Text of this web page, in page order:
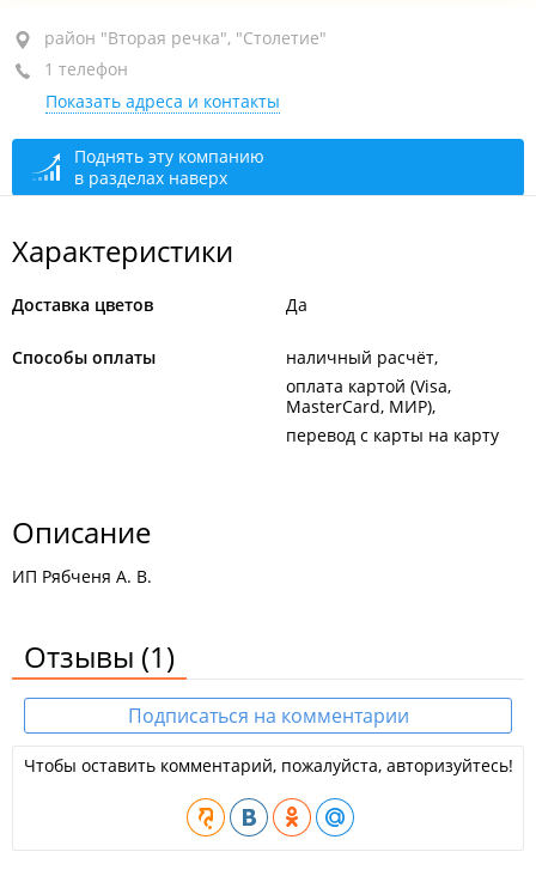
район "Вторая речка", ул. Кирова, 21В
сегодня закрыто
район "Вторая речка", "Столетие"
1 телефон
Показать адреса и контакты
Поднять эту компанию
в разделах наверх
Характеристики
Доставка цветов Да
Способы оплаты
наличный расчёт
оплата картой (Visa,
MasterCard, МИР)
перевод с карты на карту
Описание
ИП Рябченя А. В.
Отзывы (1)
Подписаться на комментарии
Чтобы оставить комментарий, пожалуйста, авторизуйтесь!